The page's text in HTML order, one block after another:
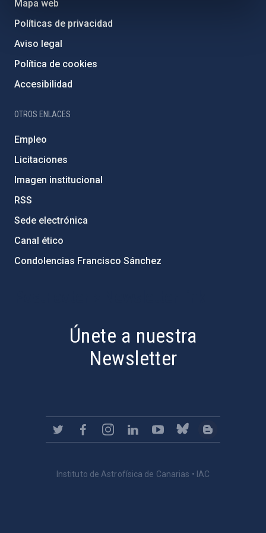
Mapa web
Políticas de privacidad
Aviso legal
Política de cookies
Accesibilidad
OTROS ENLACES
Empleo
Licitaciones
Imagen institucional
RSS
Sede electrónica
Canal ético
Condolencias Francisco Sánchez
Únete a nuestra
Newsletter
Instituto de Astrofísica de Canarias • IAC